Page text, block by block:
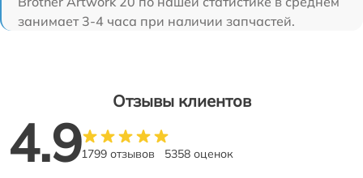
занимает 3-4 часа при наличии запчастей.
Отзывы клиентов
4.91799 отзывов 5358 оценок